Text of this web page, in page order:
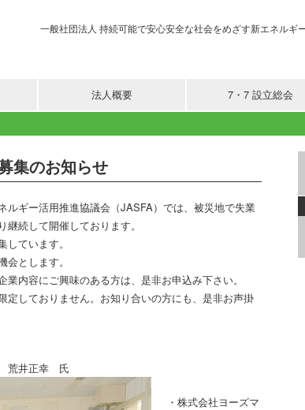
一般社団法人 持続可能で安心安全な社会をめざす新エネルギ
法人概要 7・7 設立総会
集のお知らせ
ギー活用推進協議会（JASFA）では、被災地で失業
続して開催しております。
ています。
とします。
内容にご興味のある方は、是非お申込み下さい。
しておりません。お知り合いの方にも、是非お声掛
荒井正幸 氏
・株式会社ヨーズマ